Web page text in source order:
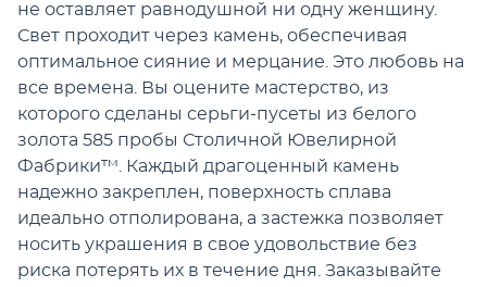
не оставляет равнодушной ни одну женщину.
Свет проходит через камень, обеспечивая
оптимальное сияние и мерцание. Это любовь на
все времена. Вы оцените мастерство, из
которого сделаны серьги-пусеты из белого
золота 585 пробы Столичной Ювелирной
Фабрики™. Каждый драгоценный камень
надежно закреплен, поверхность сплава
идеально отполирована, а застежка позволяет
носить украшения в свое удовольствие без
риска потерять их в течение дня. Заказывайте